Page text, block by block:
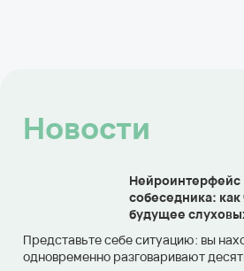
Новости
Нейроинтерфейс
собеседника:
будущее
Представьте себе ситуацию: вы
одновременно разговаривают